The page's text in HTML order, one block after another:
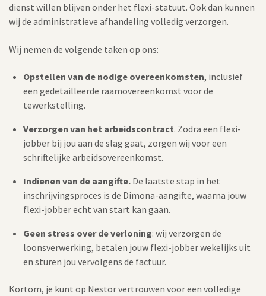
dienst willen blijven onder het flexi-statuut. Ook dan kunnen
wij de administratieve afhandeling volledig verzorgen.
Wij nemen de volgende taken op ons:
Opstellen van de nodige overeenkomsten, inclusief
een gedetailleerde raamovereenkomst voor de
tewerkstelling.
Verzorgen van het arbeidscontract. Zodra een flexi-
jobber bij jou aan de slag gaat, zorgen wij voor een
schriftelijke arbeidsovereenkomst.
Indienen van de aangifte. De laatste stap in het
inschrijvingsproces is de Dimona-aangifte, waarna jouw
flexi-jobber echt van start kan gaan.
Geen stress over de verloning: wij verzorgen de
loonsverwerking, betalen jouw flexi-jobber wekelijks uit
en sturen jou vervolgens de factuur.
Kortom, je kunt op Nestor vertrouwen voor een volledige